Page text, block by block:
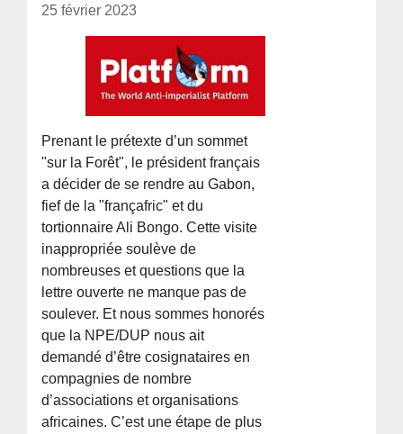
25 février 2023
Prenant le prétexte d’un sommet
"sur la Forêt", le président français
a décider de se rendre au Gabon,
fief de la "françafric" et du
tortionnaire Ali Bongo. Cette visite
inappropriée soulève de
nombreuses et questions que la
lettre ouverte ne manque pas de
soulever. Et nous sommes honorés
que la NPE/DUP nous ait
demandé d’être cosignataires en
compagnies de nombre
d’associations et organisations
africaines. C’est une étape de plus